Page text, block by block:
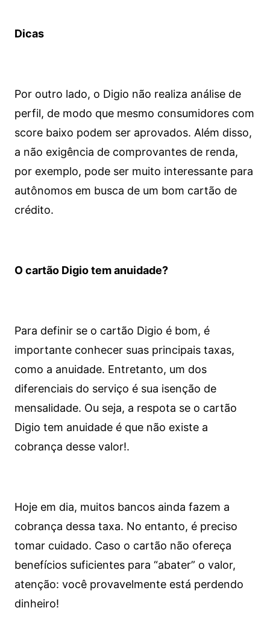
Dicas
Por outro lado, o Digio não realiza análise de
perfil, de modo que mesmo consumidores com
score baixo podem ser aprovados. Além disso,
a não exigência de comprovantes de renda,
por exemplo, pode ser muito interessante para
autônomos em busca de um bom cartão de
crédito.
O cartão Digio tem anuidade?
Para definir se o cartão Digio é bom, é
importante conhecer suas principais taxas,
como a anuidade. Entretanto, um dos
diferenciais do serviço é sua isenção de
mensalidade. Ou seja, a respota se o cartão
Digio tem anuidade é que não existe a
cobrança desse valor!.
Hoje em dia, muitos bancos ainda fazem a
cobrança dessa taxa. No entanto, é preciso
tomar cuidado. Caso o cartão não ofereça
benefícios suficientes para “abater” o valor,
atenção: você provavelmente está perdendo
dinheiro!